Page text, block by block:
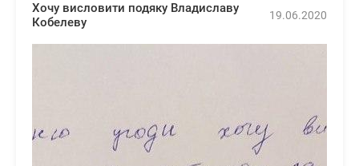
Хочу висловити подяку Владиславу
Кобелеву
19.06.2020